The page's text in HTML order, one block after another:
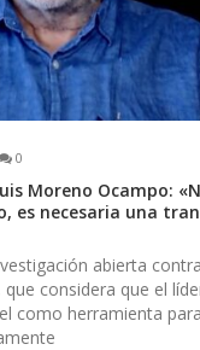
0
Moreno Ocampo:
es necesaria una
abierta
considera que el
como herramienta